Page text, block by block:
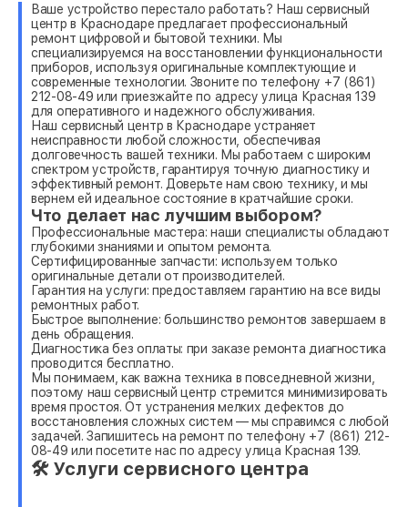
Ваше устройство перестало работать? Наш сервисный
центр в Краснодаре предлагает профессиональный
ремонт цифровой и бытовой техники. Мы
специализируемся на восстановлении функциональности
приборов, используя оригинальные комплектующие и
современные технологии. Звоните по телефону +7 (861)
212-08-49 или приезжайте по адресу улица Красная 139
для оперативного и надежного обслуживания.
Наш сервисный центр в Краснодаре устраняет
неисправности любой сложности, обеспечивая
долговечность вашей техники. Мы работаем с широким
спектром устройств, гарантируя точную диагностику и
эффективный ремонт. Доверьте нам свою технику, и мы
вернем ей идеальное состояние в кратчайшие сроки.
Что делает нас лучшим выбором?
Профессиональные мастера: наши специалисты обладают
глубокими знаниями и опытом ремонта.
Сертифицированные запчасти: используем только
оригинальные детали от производителей.
Гарантия на услуги: предоставляем гарантию на все виды
ремонтных работ.
Быстрое выполнение: большинство ремонтов завершаем в
день обращения.
Диагностика без оплаты: при заказе ремонта диагностика
проводится бесплатно.
Мы понимаем, как важна техника в повседневной жизни,
поэтому наш сервисный центр стремится минимизировать
время простоя. От устранения мелких дефектов до
восстановления сложных систем — мы справимся с любой
задачей. Запишитесь на ремонт по телефону +7 (861) 212-
08-49 или посетите нас по адресу улица Красная 139.
🛠 Услуги сервисного центра